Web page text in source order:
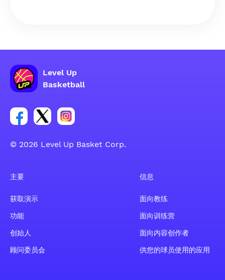
Level Up
Basketball
Facebook 账户社交群组链接
Tweeter 账户社交群组链接
Instagram 账户社交群组链接
© 2026 Level Up Basket Corp.
主要
获取演示
功能
创始人
顾问委员会
信息
面向教练
面向训练营
面向内容创作者
供您的球员使用的应用